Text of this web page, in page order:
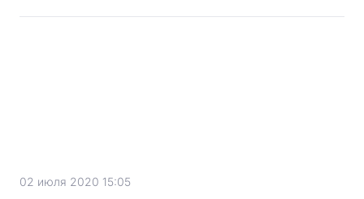
02 июля 2020 15:05